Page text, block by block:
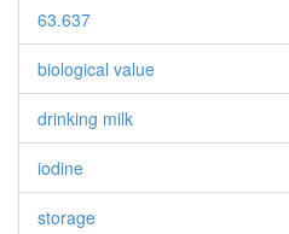
63.637
biological value
drinking milk
iodine
storage